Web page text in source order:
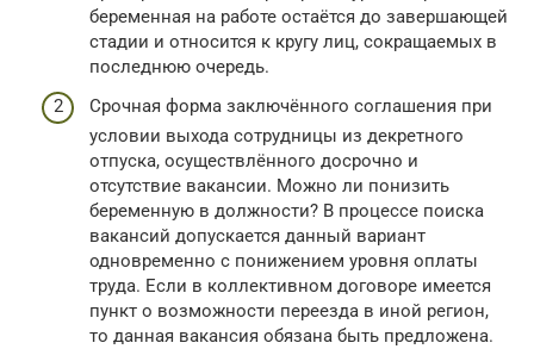
беременная на работе остаётся до завершающей
стадии и относится к кругу лиц, сокращаемых в
последнюю очередь.
Срочная форма заключённого соглашения при
условии выхода сотрудницы из декретного
отпуска, осуществлённого досрочно и
отсутствие вакансии. Можно ли понизить
беременную в должности? В процессе поиска
вакансий допускается данный вариант
одновременно с понижением уровня оплаты
труда. Если в коллективном договоре имеется
пункт о возможности переезда в иной регион,
то данная вакансия обязана быть предложена.